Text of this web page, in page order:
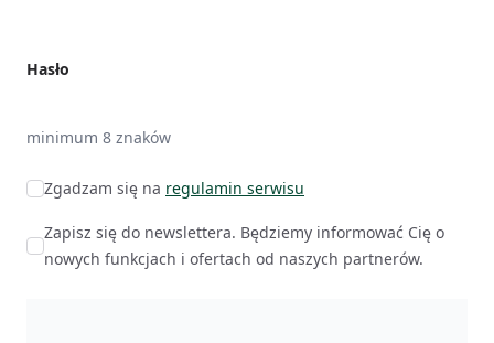
Hasło
minimum 8 znaków
Zgadzam się na regulamin serwisu
Zapisz się do newslettera. Będziemy informować Cię o
nowych funkcjach i ofertach od naszych partnerów.